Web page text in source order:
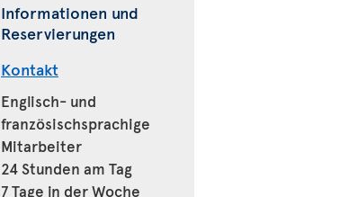
Informationen und
Reservierungen
Kontakt
Englisch- und
französischsprachige
Mitarbeiter
24 Stunden am Tag
7 Tage in der Woche